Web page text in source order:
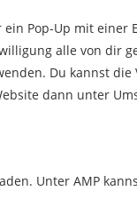
Pop-Up mit einer
alle von dir
Du kannst die
dann unter
Unter AMP